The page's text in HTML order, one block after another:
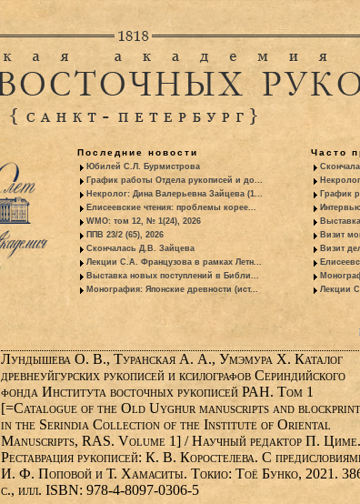
Последние новости
Юбилей С.Л. Бурмистрова
График работы Отдела рукописей и до...
Некролог: Дина Валерьевна Зайцева (1...
Елисеевские чтения: проблемы корее...
WMO: том 12, № 1(24), 2026
ППВ 23/2 (65), 2026
Скончалась Д.В. Зайцева
Лекции С.А. Французова в рамках Летн...
Выставка новых поступлений в Библи...
Монография: Японские древности (ист...
Часто
График
Визит
Визит
Лекции
Лундышева О. В., Туранская А. А., Умэмура Х. Каталог
древнеуйгурских рукописей и ксилографов Сериндийского
фонда Института восточных рукописей РАН. Том 1
[=Catalogue of the Old Uyghur manuscripts and
in the Serindia Collection of the Institute of Oriental
Manuscripts, RAS. Volume 1] / Научный редактор П. Циме.
Реставрация рукописей: К. В. Коростелева. С
И. Ф. Поповой и Т. Хамаситы. Токио: Тоё Бунко, 2021.
с., илл. ISBN: 978-4-8097-0306-5